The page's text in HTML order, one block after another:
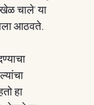
खेळ चाले' या
आठवते.
हा